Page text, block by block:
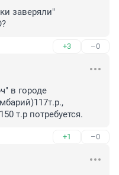
заверяли"
+3 –0
в городе
т.р потребуется.
+1 –0